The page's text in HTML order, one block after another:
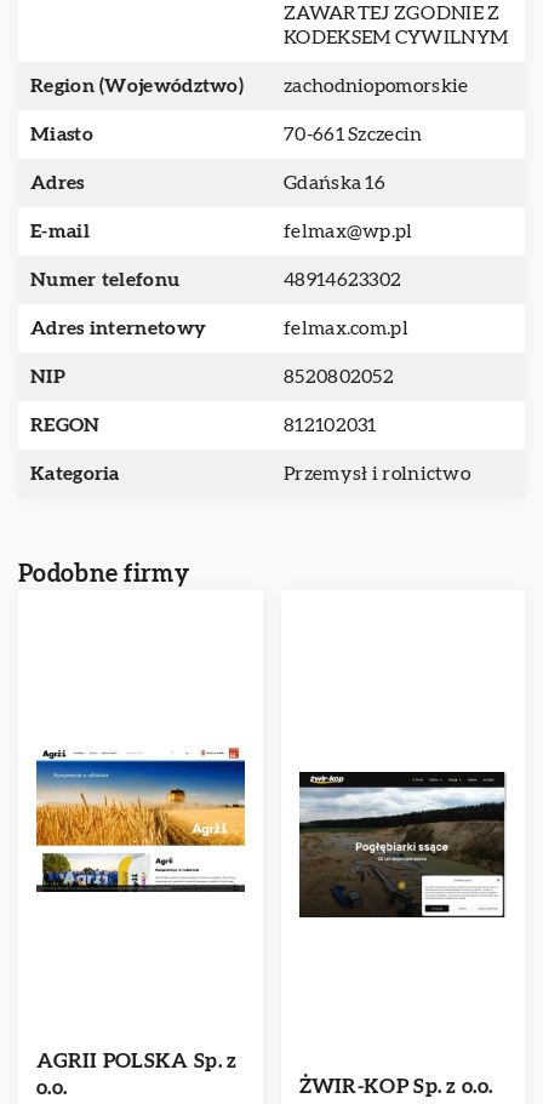
ZAWARTEJ ZGODNIE Z
KODEKSEM CYWILNYM
Region (Województwo) zachodniopomorskie
Miasto 70-661 Szczecin
Adres Gdańska 16
E-mail felmax@wp.pl
Numer telefonu 48914623302
Adres internetowy felmax.com.pl
NIP 8520802052
REGON 812102031
Kategoria Przemysł i rolnictwo
Podobne firmy
AGRII POLSKA Sp. z
o.o.
ŻWIR-KOP Sp. z o.o.